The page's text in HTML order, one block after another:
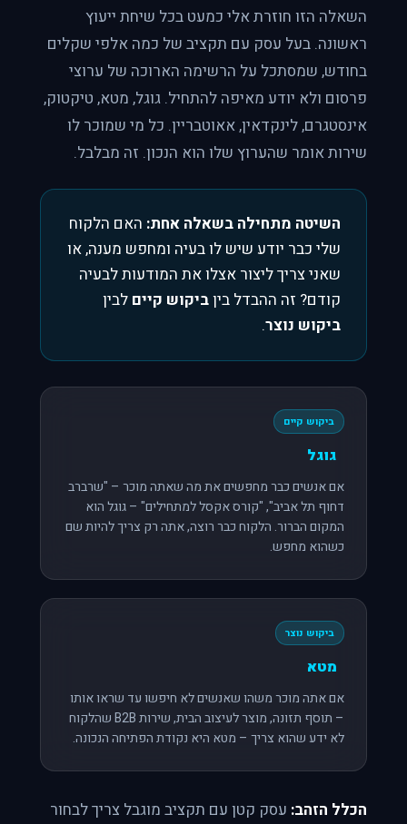
השאלה הזו חוזרת אלי כמעט בכל שיחת ייעוץ
ראשונה. בעל עסק עם תקציב של כמה אלפי שקלים
בחודש, שמסתכל על הרשימה הארוכה של ערוצי
פרסום ולא יודע מאיפה להתחיל. גוגל, מטא, טיקטוק,
אינסטגרם, לינקדאין, אאוטבריין. כל מי שמוכר לו
שירות אומר שהערוץ שלו הוא הנכון. זה מבלבל.
השיטה מתחילה בשאלה אחת: האם הלקוח
שלי כבר יודע שיש לו בעיה ומחפש מענה, או
שאני צריך ליצור אצלו את המודעות לבעיה
קודם? זה ההבדל ביןביקוש קיים לבין
ביקוש נוצר.
ביקוש קיים
גוגל
אם אנשים כבר מחפשים את מה שאתה מוכר – "שרברב
דחוף תל אביב", "קורס אקסל למתחילים" – גוגל הוא
המקום הברור. הלקוח כבר רוצה, אתה רק צריך להיות שם
כשהוא מחפש.
ביקוש נוצר
מטא
אם אתה מוכר משהו שאנשים לא חיפשו עד שראו אותו
– תוסף תזונה, מוצר לעיצוב הבית, שירות B2B שהלקוח
לא ידע שהוא צריך – מטא היא נקודת הפתיחה הנכונה.
הכלל הזהב: עסק קטן עם תקציב מוגבל צריך לבחור